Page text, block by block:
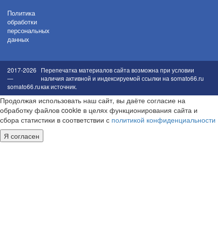
Политика
обработки
персональных
данных
2017-2026
—
somato66.ru
Перепечатка материалов сайта возможна при условии
наличия активной и индексируемой ссылки на somato66.ru
как источник.
Продолжая использовать наш сайт, вы даёте согласие на
обработку файлов cookie в целях функционирования сайта и
сбора статистики в соответствии с политикой конфиденциальности
Я согласен